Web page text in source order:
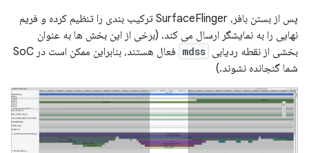
پس از بستن بافر، SurfaceFlinger ترکیب بندی را تنظیم کرده و فریم
نهایی را به نمایشگر ارسال می کند. (برخی از این بخش ها به عنوان
بخشی از نقطه ردیابی mdss
فعال هستند، بنابراین ممکن است در SoC
شما گنجانده نشوند.)